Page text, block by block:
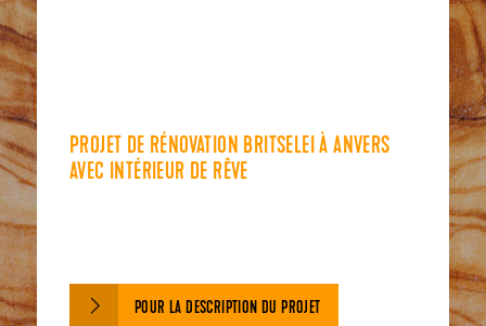
PROJET DE RÉNOVATION BRITSELEI À ANVERS
AVEC INTÉRIEUR DE RÊVE
POUR LA DESCRIPTION DU PROJET